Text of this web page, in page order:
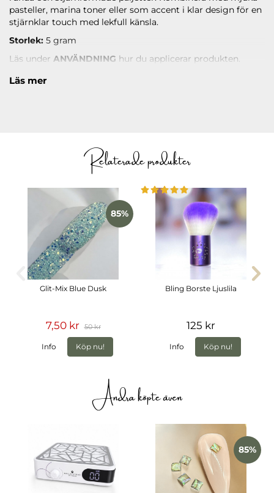
pasteller, marina toner eller som accent i klar design för en
stjärnklar touch med lekfull känsla.
Storlek: 5 gram
Läs under ANVÄNDNING hur du applicerar produkten.
Läs mer
Relaterade produkter
85%
Glit-Mix Blue Dusk
7,50 kr 50 kr
Info Köp nu!
Bling Borste Ljuslila
125 kr
Info Köp nu!
Andra köpte även
85%